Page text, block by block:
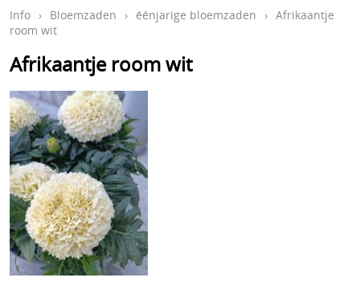
Info › Bloemzaden › éénjarige bloemzaden › Afrikaantje
room wit
Afrikaantje room wit